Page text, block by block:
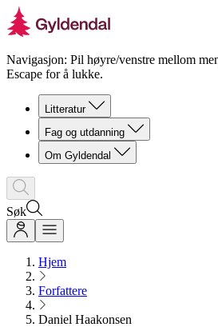
Navigasjon: Pil høyre/venstre mellom
Escape for å lukke.
Litteratur
Fag og utdanning
Om Gyldendal
Søk
Hjem
Forfattere
Daniel Haakonsen